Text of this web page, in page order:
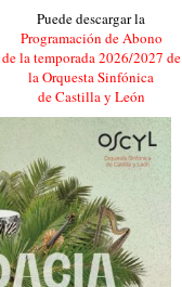
Puede descargar la
Programación de Abono
de la temporada 2026/2027 de
la Orquesta Sinfónica
de Castilla y León